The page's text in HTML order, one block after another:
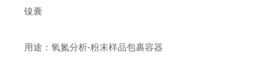
镍囊
用途：氧氮分析-粉末样品包裹容器